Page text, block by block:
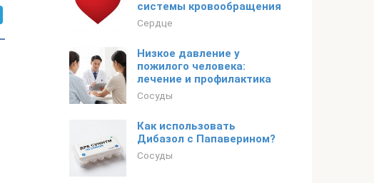
системы кровообращения
Сердце
Низкое давление у
пожилого человека:
лечение и профилактика
Сосуды
Как использовать
Дибазол с Папаверином?
Сосуды